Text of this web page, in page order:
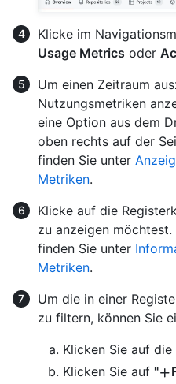
Klicke im
Usage Metrics oder
Um einen Zeitraum
Nutzungsmetriken
eine Option aus dem
oben rechts auf der
finden Sie unter
Metriken.
Klicke auf die
zu anzeigen
finden Sie unter
Metriken.
Um die in einer
zu filtern, können Sie
Klicken Sie auf die
Klicken Sie auf "